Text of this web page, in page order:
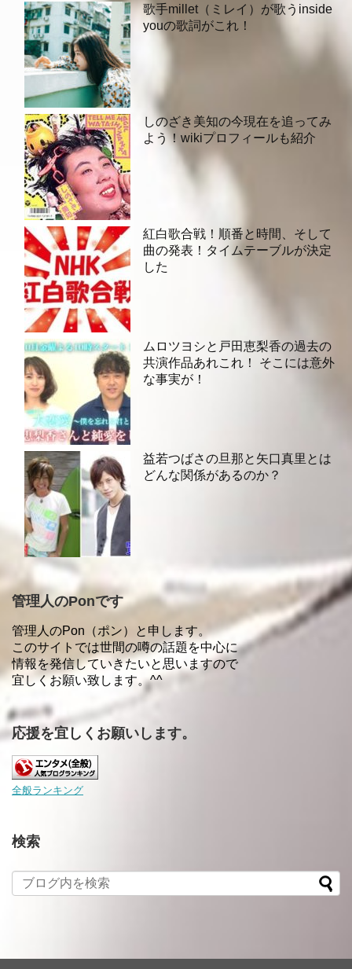
歌手millet（ミレイ）が歌うinside
youの歌詞がこれ！
しのざき美知の今現在を追ってみ
よう！wikiプロフィールも紹介
紅白歌合戦！順番と時間、そして
曲の発表！タイムテーブルが決定
した
ムロツヨシと戸田恵梨香の過去の
共演作品あれこれ！ そこには意外
な事実が！
益若つばさの旦那と矢口真里とは
どんな関係があるのか？
管理人のPonです
管理人のPon（ポン）と申します。
このサイトでは世間の噂の話題を中心に
情報を発信していきたいと思いますので
宜しくお願い致します。^^
応援を宜しくお願いします。
全般ランキング
検索